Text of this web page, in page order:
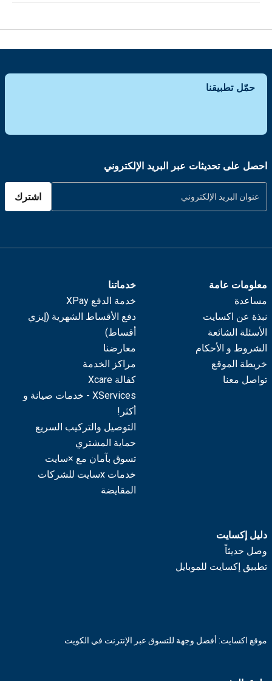
حمّل تطبيقنا
احصل على تحديثات عبر البريد الإلكتروني
اشترك
معلومات عامة
مساعدة
نبذة عن اكسايت
الأسئلة الشائعة
الشروط و الأحكام
خريطة الموقع
تواصل معنا
خدماتنا
خدمة الدفع XPay
دفع الأقساط الشهرية (إيزي
أقساط)
معارضنا
مراكز الخدمة
كفالة Xcare
XServices - خدمات صيانة و
أكثر!
التوصيل والتركيب السريع
حماية المشتري
تسوق بآمان مع ×سايت
خدمات xسايت للشركات
المقايضة
دليل إكسايت
وصل حديثاً
تطبيق إكسايت للموبايل
موقع اكسايت: أفضل وجهة للتسوق عبر الإنترنت في الكويت